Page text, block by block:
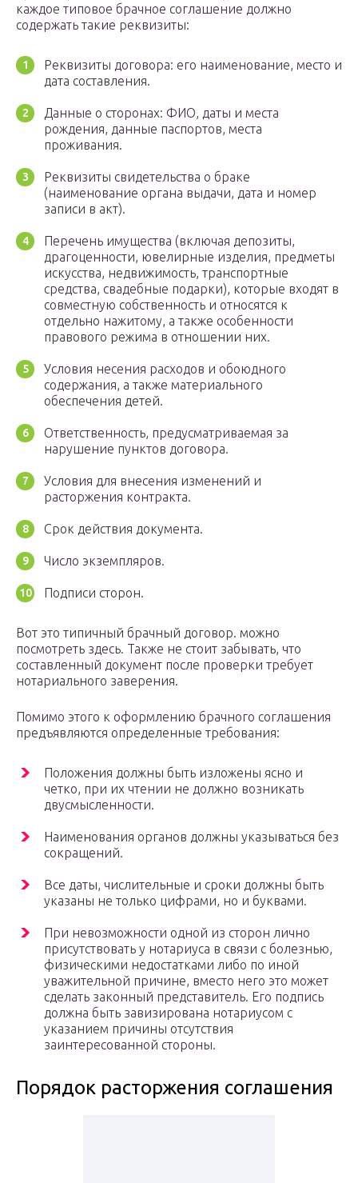
каждое типовое брачное соглашение должно
содержать такие реквизиты:
Реквизиты договора: его наименование, место и
дата составления.
Данные о сторонах: ФИО, даты и места
рождения, данные паспортов, места
проживания.
Реквизиты свидетельства о браке
(наименование органа выдачи, дата и номер
записи в акт).
Перечень имущества (включая депозиты,
драгоценности, ювелирные изделия, предметы
искусства, недвижимость, транспортные
средства, свадебные подарки), которые входят в
совместную собственность и относятся к
отдельно нажитому, а также особенности
правового режима в отношении них.
Условия несения расходов и обоюдного
содержания, а также материального
обеспечения детей.
Ответственность, предусматриваемая за
нарушение пунктов договора.
Условия для внесения изменений и
расторжения контракта.
Срок действия документа.
Число экземпляров.
Подписи сторон.
Вот это типичный брачный договор. можно
посмотреть здесь. Также не стоит забывать, что
составленный документ после проверки требует
нотариального заверения.
Помимо этого к оформлению брачного соглашения
предъявляются определенные требования:
Положения должны быть изложены ясно и
четко, при их чтении не должно возникать
двусмысленности.
Наименования органов должны указываться без
сокращений.
Все даты, числительные и сроки должны быть
указаны не только цифрами, но и буквами.
При невозможности одной из сторон лично
присутствовать у нотариуса в связи с болезнью,
физическими недостатками либо по иной
уважительной причине, вместо него это может
сделать законный представитель. Его подпись
должна быть завизирована нотариусом с
указанием причины отсутствия
заинтересованной стороны.
Порядок расторжения соглашения